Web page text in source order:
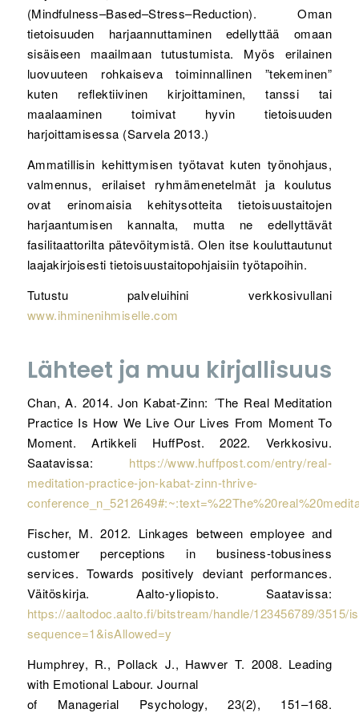
(Mindfulness–Based–Stress–Reduction). Oman
tietoisuuden harjaannuttaminen edellyttää omaan
sisäiseen maailmaan tutustumista. Myös erilainen
luovuuteen rohkaiseva toiminnallinen ”tekeminen”
kuten reflektiivinen kirjoittaminen, tanssi tai
maalaaminen toimivat hyvin tietoisuuden
harjoittamisessa (Sarvela 2013.)
Ammatillisin kehittymisen työtavat kuten työnohjaus,
valmennus, erilaiset ryhmämenetelmät ja koulutus
ovat erinomaisia kehitysotteita tietoisuustaitojen
harjaantumisen kannalta, mutta ne edellyttävät
fasilitaattorilta pätevöitymistä. Olen itse kouluttautunut
laajakirjoisesti tietoisuustaitopohjaisiin työtapoihin.
Tutustu palveluihini verkkosivullani
www.ihminenihmiselle.com
Lähteet ja muu kirjallisuus
Chan, A. 2014. Jon Kabat-Zinn: ´The Real Meditation
Practice Is How We Live Our Lives From Moment To
Moment. Artikkeli HuffPost. 2022. Verkkosivu.
Saatavissa: https://www.huffpost.com/entry/real-
meditation-practice-jon-kabat-zinn-thrive-
Fischer, M. 2012. Linkages between employee and
customer perceptions in business-tobusiness
services. Towards positively deviant performances.
Väitöskirja. Aalto-yliopisto. Saatavissa:
https://aaltodoc.aalto.fi/bitstream/handle/123456789/3515/
sequence=1&isAllowed=y
Humphrey, R., Pollack J., Hawver T. 2008. Leading
with Emotional Labour. Journal
of Managerial Psychology, 23(2), 151–168.